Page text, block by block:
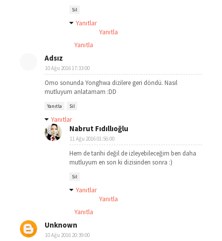
Sil
Yanıtlar
Yanıtla
Yanıtla
Adsız
10 Ağu 2016 17:33:00
Omo sonunda Yonghwa dizilere geri döndü. Nasıl
mutluyum anlatamam :DD
Yanıtla Sil
Yanıtlar
Nabrut Fıdıllıoğlu
11 Ağu 2016 01:56:00
Hem de tarihi değil de izleyebileceğim ben daha
mutluyum en son ki dizisinden sonra :)
Sil
Yanıtlar
Yanıtla
Yanıtla
Unknown
10 Ağu 2016 20:39:00